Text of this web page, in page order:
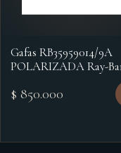
Gafas RB35959014/9A
POLARIZADA Ray-
$ 850.000